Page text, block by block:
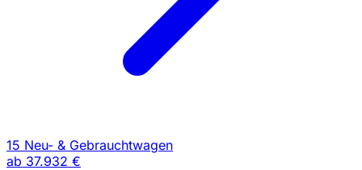
15 Neu- & Gebrauchtwagen
ab 37.932 €